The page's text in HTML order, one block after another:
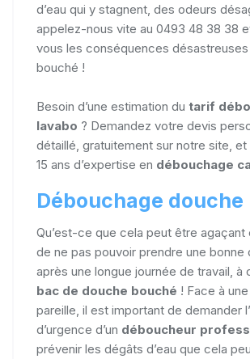
d’eau qui y stagnent, des odeurs
appelez-nous vite au 0493 48 38 38
vous les conséquences désastreuses
bouché !
Besoin d’une estimation du tarif
lavabo ? Demandez votre devis
détaillé, gratuitement sur notre site, et
15 ans d’expertise en débouchage
Débouchage douche
Qu’est-ce que cela peut être
de ne pas pouvoir prendre une bonne
après une longue journée de travail, à
bac de douche bouché ! Face à
pareille, il est important de demander
d’urgence d’un déboucheur
prévenir les dégâts d’eau que cela